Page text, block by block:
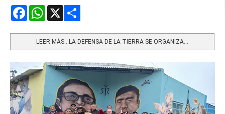
FacebookWhatsApp
LEER MÁS…LA DEFENSA DE LA TIERRA SE ORGANIZA...